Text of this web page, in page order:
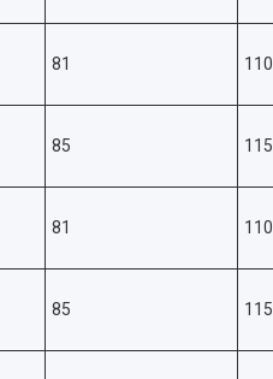
81 110
85 115
81 110
85 115